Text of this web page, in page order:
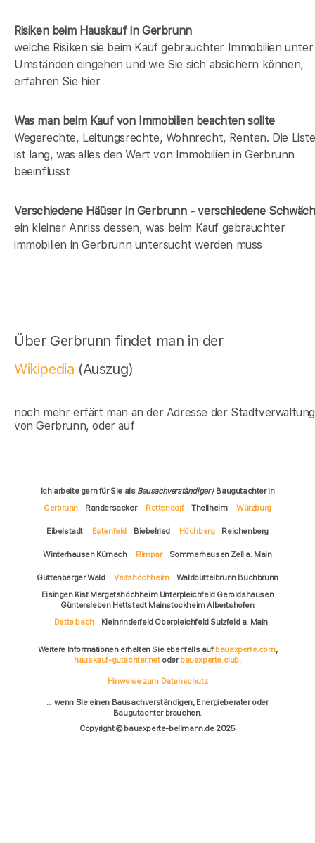
Risiken beim Hauskaufin Gerbrunn
welche Risiken sie beim Kauf gebrauchter Immobilien unter
Umständen eingehen und wie Sie sich absichern können,
erfahren Sie hier
Was man beim Kauf von Immobilien beachten sollte
Wegerechte, Leitungsrechte, Wohnrecht, Renten. Die Liste
ist lang, was alles den Wert von Immobilien in Gerbrunn
beeinflusst
Verschiedene Häüser in Gerbrunn - verschiedene
ein kleiner Anriss dessen, was beim Kauf gebrauchter
immobilien in Gerbrunn untersucht werden muss
Über Gerbrunn findet man in der
Wikipedia (Auszug)
noch mehr erfärt man an der Adresse der Stadtverwaltung
von Gerbrunn, oder auf
Ich arbeite gern für Sie als Bausachverständiger/ Baugutachter in
Gerbrunn
Randersacker Rottendorf Theilheim Würzburg
Eibelstadt Estenfeld Biebelried Höchberg Reichenberg
Winterhausen Kürnach Rimpar Sommerhausen Zell a. Main
Guttenberger Wald Veitshöchheim
Waldbüttelbrunn Buchbrunn
Eisingen Kist Margetshöchheim Unterpleichfeld Geroldshausen
Güntersleben Hettstadt Mainstockheim Albertshofen
Dettelbach
Kleinrinderfeld Oberpleichfeld Sulzfeld a. Main
Weitere Informationen erhalten Sie ebenfalls auf bauexperte.com,
hauskauf-gutachter.netoderbauexperte.club.
Hinweise zum Datenschutz
... wenn Sie einen Bausachverständigen, Energieberater oder
Baugutachter brauchen.
Copyright © bauexperte-bellmann.de 2025